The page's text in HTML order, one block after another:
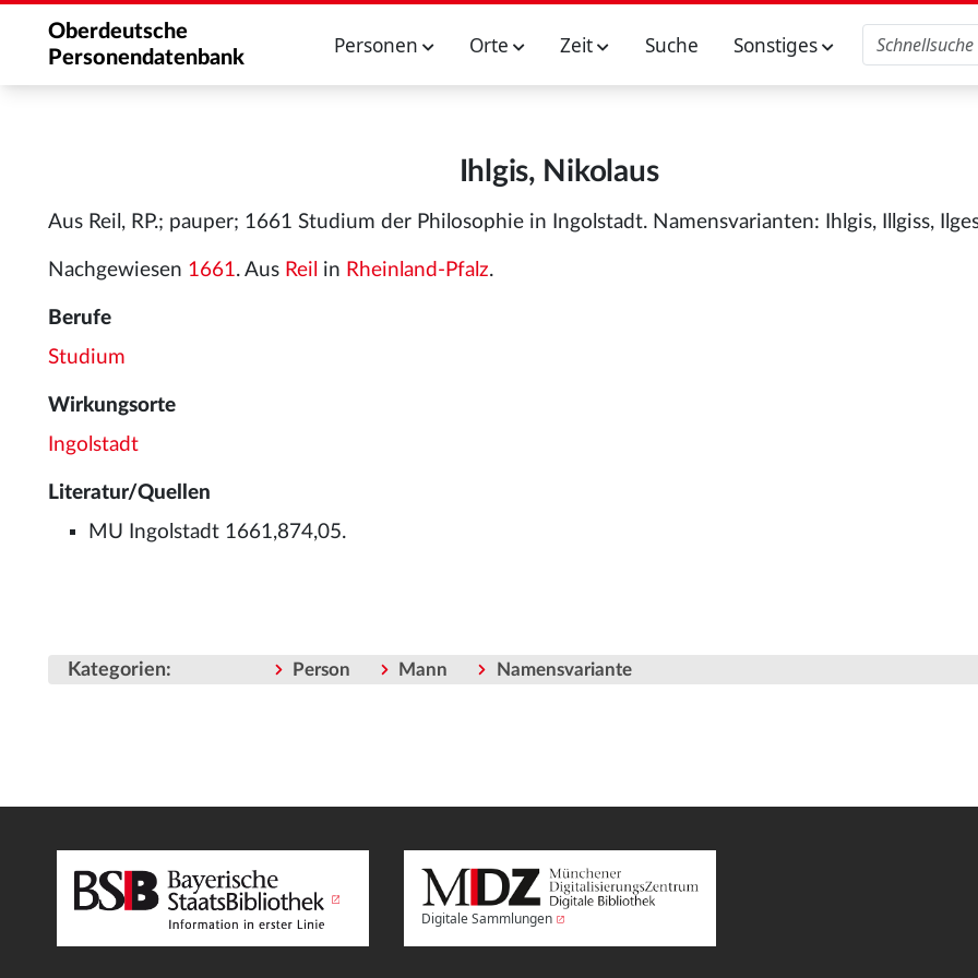
Oberdeutsche
Personendatenbank
Personen Orte Zeit Suche Sonstiges
Ihlgis, Nikolaus
Aus Reil, RP.; pauper; 1661 Studium der Philosophie in Ingolstadt. Namensvarianten: Ihlgis, Illgiss,
Nachgewiesen 1661. Aus Reil in Rheinland-Pfalz.
Berufe
Studium
Wirkungsorte
Ingolstadt
Literatur/Quellen
MU Ingolstadt 1661,874,05.
Kategorien: Person Mann Namensvariante
Digitale Sammlungen